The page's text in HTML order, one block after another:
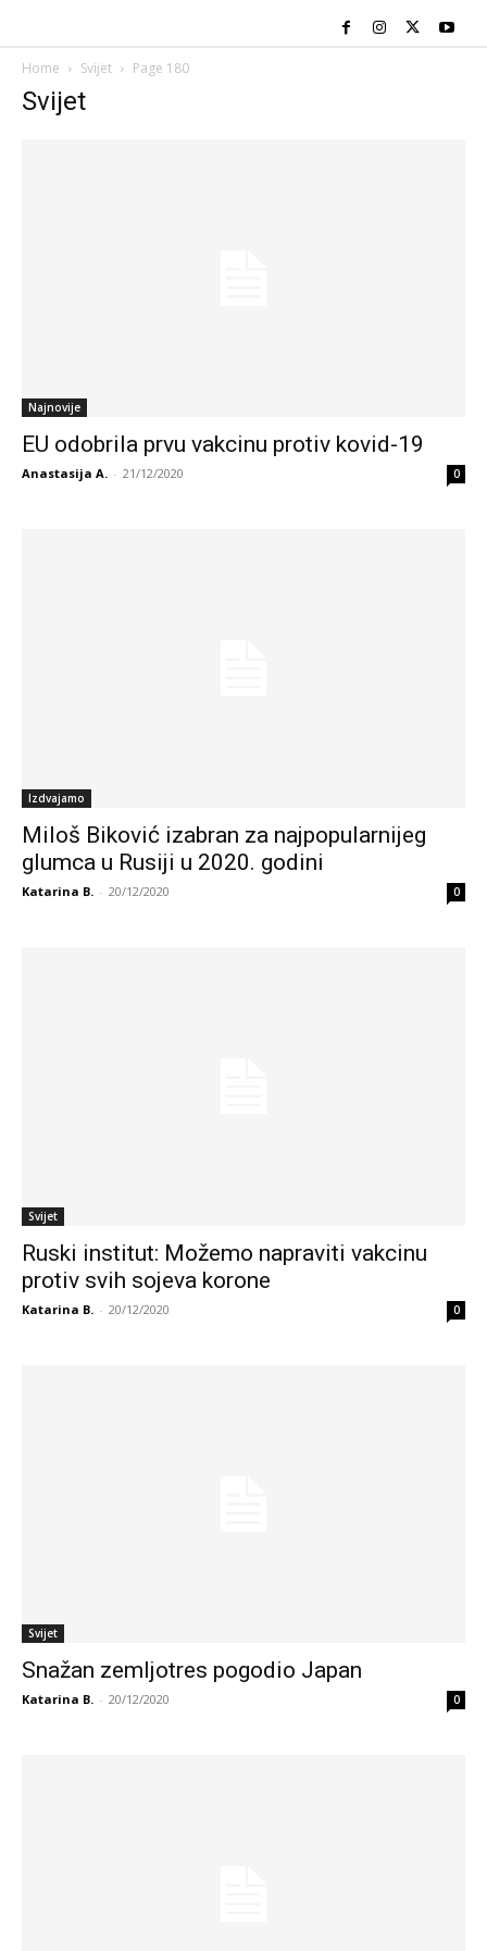
Home Svijet Page 180
Svijet
Najnovije
EU odobrila prvu vakcinu protiv kovid-19
Anastasija A. - 21/12/2020 0
Izdvajamo
Miloš Biković izabran za najpopularnijeg
glumca u Rusiji u 2020. godini
Katarina B. - 20/12/2020 0
Svijet
Ruski institut: Možemo napraviti vakcinu
protiv svih sojeva korone
Katarina B. - 20/12/2020 0
Svijet
Snažan zemljotres pogodio Japan
Katarina B. - 20/12/2020 0